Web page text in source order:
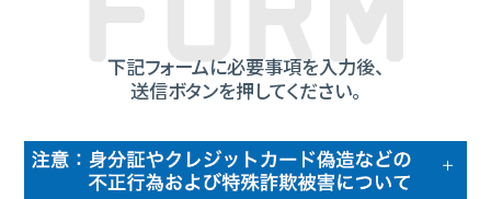
下記フォームに必要事項を入力後、
送信ボタンを押してください。